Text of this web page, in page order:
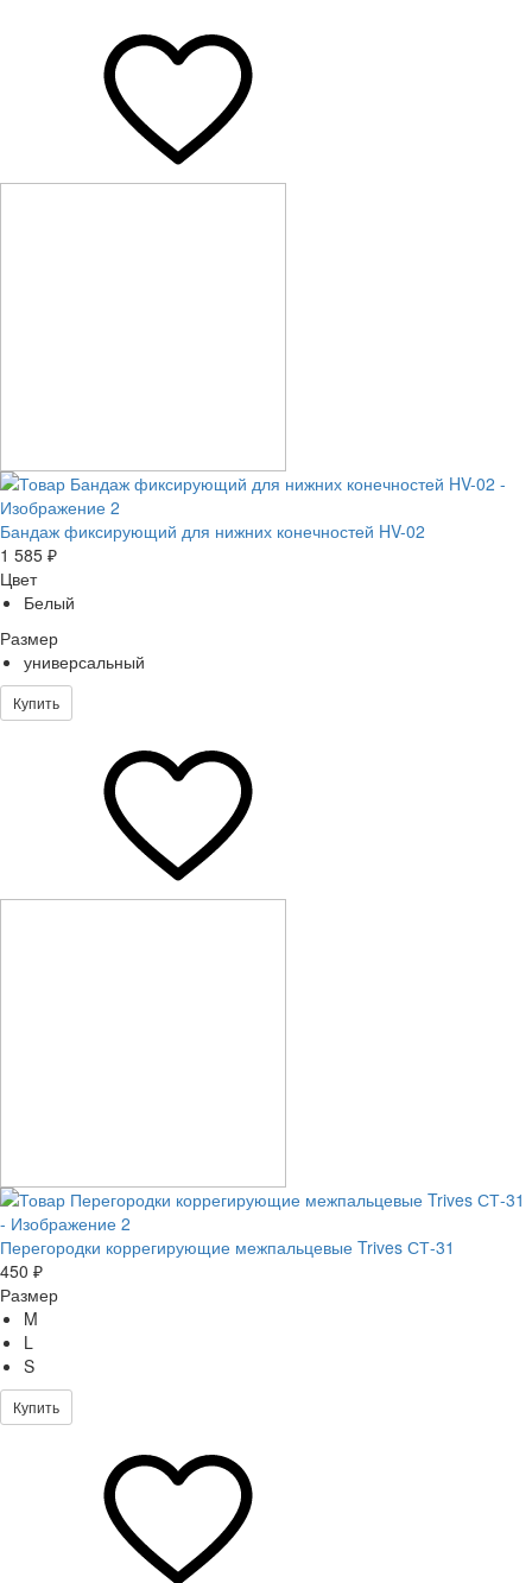
Бандаж фиксирующий для нижних конечностей HV-02
1 585 ₽
Цвет
Белый
Размер
универсальный
Купить
Перегородки коррегирующие межпальцевые Trives СТ-31
450 ₽
Размер
M
L
S
Купить